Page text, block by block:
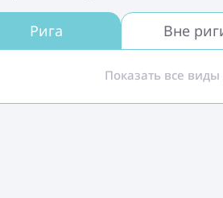
Рига Вне
Показать все виды